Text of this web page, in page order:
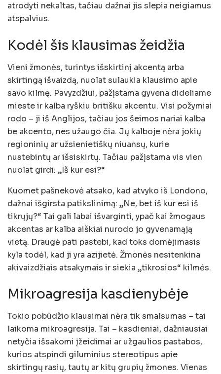
atrodyti nekaltas, tačiau dažnai jis slepia neigiamus
atspalvius.
Kodėl šis klausimas žeidžia
Vieni žmonės, turintys išskirtinį akcentą arba
skirtingą išvaizdą, nuolat sulaukia klausimo apie
savo kilmę. Pavyzdžiui, pažįstama gyvena dideliame
mieste ir kalba ryškiu britišku akcentu. Visi požymiai
rodo – ji iš Anglijos, tačiau jos šeimos nariai kalba
be akcento, nes užaugo čia. Jų kalboje nėra jokių
regioninių ar užsienietiškų niuansų, kurie
nustebintų ar išsiskirtų. Tačiau pažįstama vis vien
nuolat girdi: „Iš kur esi?“
Kuomet pašnekovė atsako, kad atvyko iš Londono,
dažnai išgirsta patikslinimą: „Ne, bet iš kur esi iš
tikrųjų?“ Tai gali labai išvarginti, ypač kai žmogaus
akcentas ar kalba aiškiai nurodo jo gyvenamąją
vietą. Draugė pati pastebi, kad toks domėjimasis
kyla todėl, kad ji yra azijietė. Žmonės nesitenkina
akivaizdžiais atsakymais ir siekia „tikrosios“ kilmės.
Mikroagresija kasdienybėje
Tokio pobūdžio klausimai nėra tik smalsumas – tai
laikoma mikroagresija. Tai – kasdieniai, dažniausiai
netyčia išsakomi įžeidimai ar užgaulios pastabos,
kurios atspindi giluminius stereotipus apie
skirtingų rasių, tautų ar kitų grupių žmones. Vienas